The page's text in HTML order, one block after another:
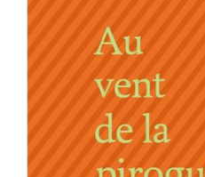
TROIS POÈTES